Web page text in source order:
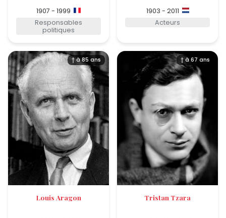
1907 - 1999
Responsables
politiques
1903 - 2011
Acteurs
† à 85 ans
Louis Aragon
† à 67 ans
Tristan Tzara